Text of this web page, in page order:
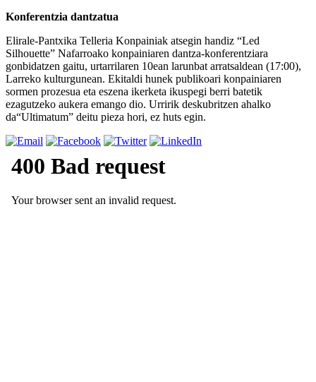
Konferentzia dantzatua
Elirale-Pantxika Telleria Konpainiak atsegin handiz “Led
Silhouette” Nafarroako konpainiaren dantza-konferentziara
gonbidatzen gaitu, urtarrilaren 10ean larunbat arratsaldean (17:00),
Larreko kulturgunean. Ekitaldi hunek publikoari konpainiaren
sormen prozesua eta eszena ikerketa ikuspegi berri batetik
ezagutzeko aukera emango dio. Urririk deskubritzen ahalko
da“Ultimatum” deitu pieza hori, ez huts egin.